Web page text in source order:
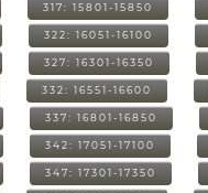
317: 15801-15850
322: 16051-16100
327: 16301-16350
332: 16551-16600
337: 16801-16850
342: 17051-17100
347: 17301-17350